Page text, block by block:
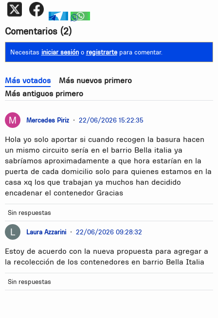
telegramwhatsapp
Comentarios (2)
Necesitas iniciar sesióno registrartepara comentar.
Más votados
Más nuevos primero
Más antiguos primero
Mercedes Piriz • 22/06/2026 15:22:35
Hola yo solo aportar si cuando recogen la basura hacen
un mismo circuito sería en el barrio Bella italia ya
sabríamos aproximadamente a que hora estarían en la
puerta de cada domicilio solo para quienes estamos en la
casa xq los que trabajan ya muchos han decidido
encadenar el contenedor Gracias
Sin respuestas
Laura Azzarini • 22/06/2026 09:28:32
Estoy de acuerdo con la nueva propuesta para agregar a
la recolección de los contenedores en barrio Bella Italia
Sin respuestas